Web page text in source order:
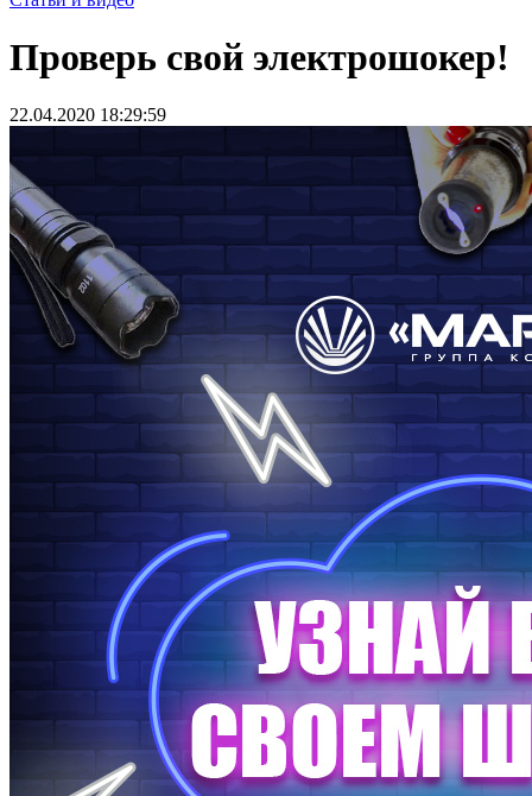
Проверь свой электрошокер!
22.04.2020 18:29:59